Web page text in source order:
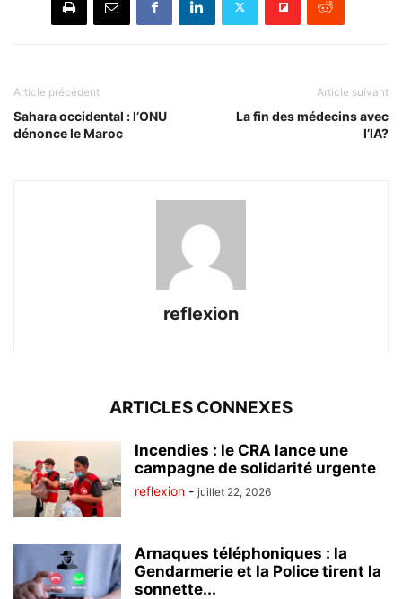
Article précédent
Sahara occidental : l’ONU
dénonce le Maroc
Article suivant
La fin des médecins avec
l’IA?
reflexion
ARTICLES CONNEXES
Incendies : le CRA lance une
campagne de solidarité urgente
reflexion - juillet 22, 2026
Arnaques téléphoniques : la
Gendarmerie et la Police tirent la
sonnette...